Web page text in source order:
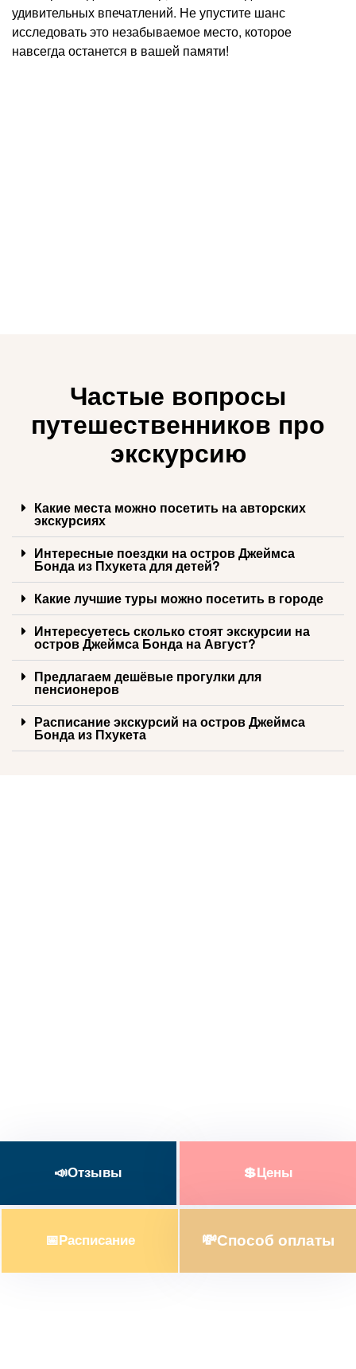
удивительных впечатлений. Не упустите шанс
исследовать это незабываемое место, которое
навсегда останется в вашей памяти!
Частые вопросы
путешественников про
экскурсию
Какие места можно посетить на авторских
экскурсиях
Интересные поездки на остров Джеймса
Бонда из Пхукета для детей?
Какие лучшие туры можно посетить в городе
Интересуетесь сколько стоят экскурсии на
остров Джеймса Бонда на Август?
Предлагаем дешёвые прогулки для
пенсионеров
Расписание экскурсий на остров Джеймса
Бонда из Пхукета
отправиться в путешествие с нашими
📣Отзывы 💲Цены
📅Расписание 💸Способ оплаты